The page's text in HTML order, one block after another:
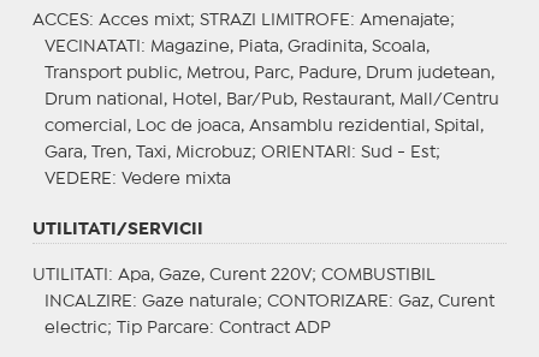
ACCES: Acces mixt; STRAZI LIMITROFE : Amenajate;
VECINATATI : Magazine, Piata, Gradinita, Scoala,
Transport public, Metrou, Parc, Padure, Drum judetean,
Drum national, Hotel, Bar/Pub, Restaurant, Mall/Centru
comercial, Loc de joaca, Ansamblu rezidential, Spital,
Gara, Tren, Taxi, Microbuz; ORIENTARI : Sud - Est;
VEDERE : Vedere mixta
UTILITATI/SERVICII
UTILITATI : Apa, Gaze, Curent 220V; COMBUSTIBIL
INCALZIRE : Gaze naturale; CONTORIZARE : Gaz, Curent
electric;
Tip Parcare: Contract ADP